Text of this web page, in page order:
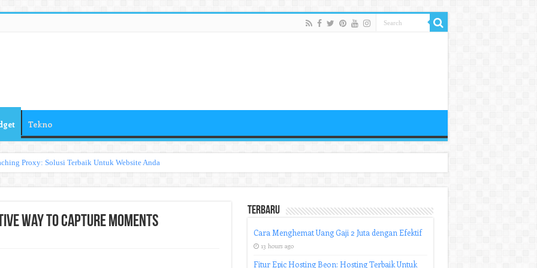
Tekno
Proxy: Solusi Terbaik Untuk Website Anda
Way to Capture Moments
Terbaru
Cara Menghemat Uang Gaji 2 Juta dengan Efektif
13 hours ago
Fitur Epic Hosting Beon: Hosting Terbaik Untuk